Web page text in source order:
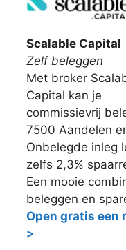
Scalable Capital
Zelf beleggen
Met broker
Capital kan je
commissievrij
7500 Aandelen
Onbelegde inleg
zelfs 2,3%
Een mooie
beleggen en
Open gratis een
>